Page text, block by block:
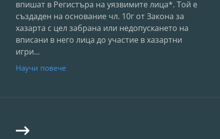
впишат в Регистъра на уязвимите лица*. Той е
създаден на основание чл. 10г от Закона за
хазарта с цел забрана или недопускането на
вписани в него лица до участие в хазартни
игри...
Научи повече